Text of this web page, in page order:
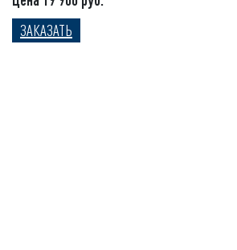
ЗАКАЗАТЬ